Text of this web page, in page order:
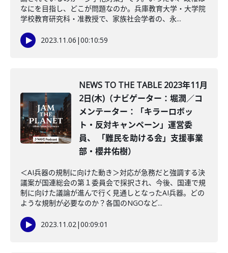
なにを目指し、どこが問題なのか。兵庫教育大学・大学院
学校教育研究科・准教授で、家族社会学者の、永...
2023.11.06 |00:10:59
NEWS TO THE TABLE 2023年11月
2日(木)（ナビゲーター：堀潤／コ
メンテーター：「キラーロボッ
ト・反対キャンペーン」運営委
員、 「難民を助ける会」支援事業
部・櫻井佑樹）
＜AI兵器の規制に向けた動き＞対応が急務だと強調する決
議案が国連総会の第１委員会で採択され、今後、国連で規
制に向けた議論が進んで行く見通しとなったAI兵器。どの
ような規制が必要なのか？各国のNGOなど...
2023.11.02|00:09:01